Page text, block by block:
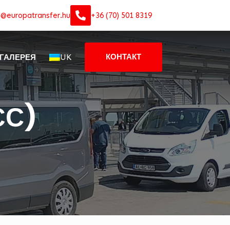
+36 (70) 501 8319
ГАЛЕРЕЯ UK КОНТАКТ